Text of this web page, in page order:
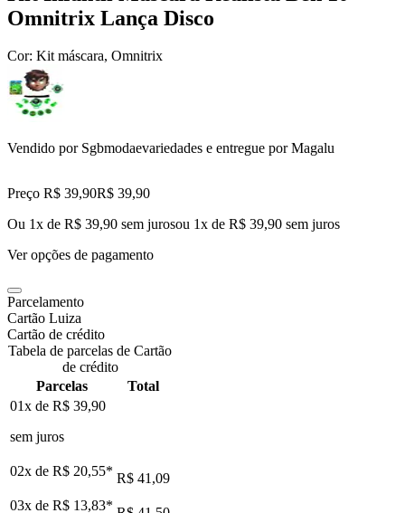
Omnitrix Lança Disco
Cor: Kit máscara, Omnitrix
Vendido por Sgbmodaevariedades e entregue por Magalu
Preço R$ 39,90R$ 39,90
Ou 1x de R$ 39,90 sem jurosou 1x de R$ 39,90 sem juros
Ver opções de pagamento
Parcelamento
Cartão Luiza
Cartão de crédito
Tabela de parcelas de Cartão
de crédito
Parcelas
Total
01x de R$ 39,90
sem juros
02x de R$ 20,55* R$ 41,09
03x de R$ 13,83*